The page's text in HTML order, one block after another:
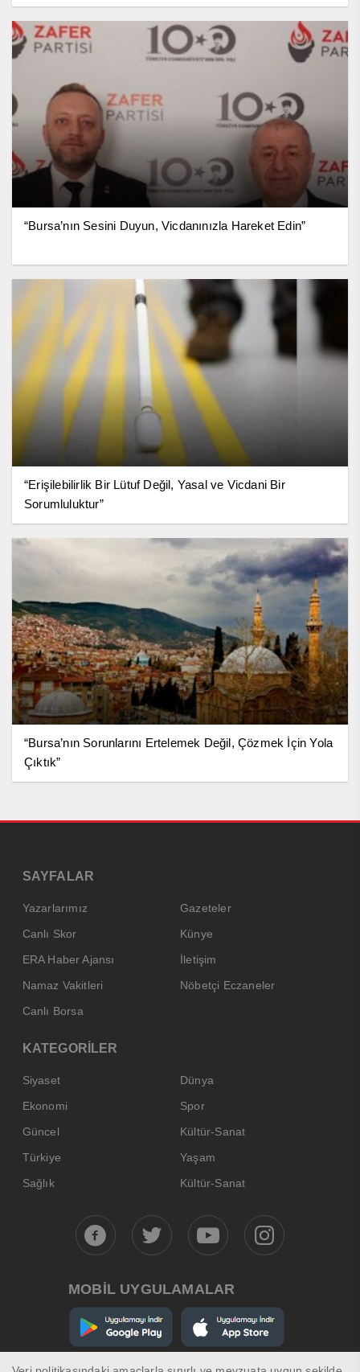
“Bursa’nın Sesini Duyun, Vicdanınızla Hareket Edin”
“Erişilebilirlik Bir Lütuf Değil, Yasal ve Vicdani Bir
Sorumluluktur”
“Bursa’nın Sorunlarını Ertelemek Değil, Çözmek İçin Yola
Çıktık”
SAYFALAR
Yazarlarımız
Gazeteler
Canlı Skor
Künye
ERA Haber Ajansı
İletişim
Namaz Vakitleri
Nöbetçi Eczaneler
Canlı Borsa
KATEGORİLER
Siyaset
Dünya
Ekonomi
Spor
Güncel
Kültür-Sanat
Türkiye
Yaşam
Sağlık
Kültür-Sanat
MOBİL UYGULAMALAR